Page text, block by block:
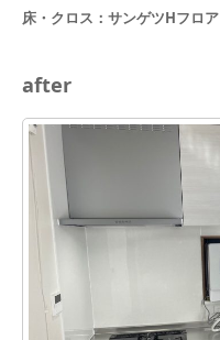
床・クロス：サンゲツHフロア
after